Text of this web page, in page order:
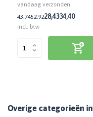
vandaag verzonden
43,7452,9228,4334,40
Incl. btw
Overige categorieën